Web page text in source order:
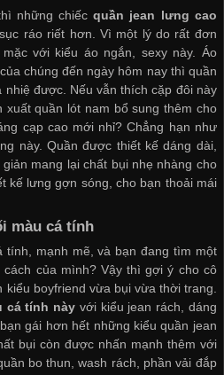
những chiếcquần jean lưng cao
ráo riết hơn. Vì một lý do rất đơn
với kiểu áo ngắn, sexy này. Áo
chúng đến ngày hôm nay thì quần
nhiệ được. Nếu vẫn thích cặp đôi này
xuất quần lót nam bổ sung thêm cho
cạp cao mới nhỉ? Chẳng hạn như
này. Quần được thiết kế dáng dài,
mang lại chất bụi nhẹ nhàng cho
kế lưng gợn sóng, cho bạn thoải mái
màu cá tính
tính, mạnh mẽ, và bạn đang tìm một
của mình? Vậy thì gợi ý cho cô
boyfriend vừa bụi vừa thời trang.
cá tính này với kiểu jean rách, dáng
gái hơn hết những kiểu quần jean
bụi còn được nhấn mạnh thêm với
bo thun, wash rách, phần vải đắp